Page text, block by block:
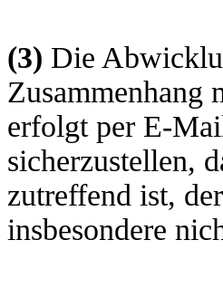
(3) Die
Zusammenhang
erfolgt per E-
sicherzustellen,
zutreffend ist,
insbesondere